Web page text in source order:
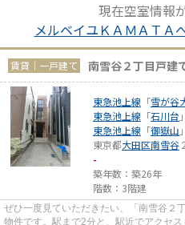
現在空室情報
メルベイユＫＡＭＡＴＡ
賃貸｜一戸建て 南雪谷２丁目戸建
東急池上線 「雪が谷
東急池上線 「石川台
東急池上線 「御嶽山
東京都大田区南雪谷
-
築年数：築26年
階数：3階建
ぜひ一度見ていただきたい、「南雪谷２
物件です。駅まで2分と、駅近でアクセ